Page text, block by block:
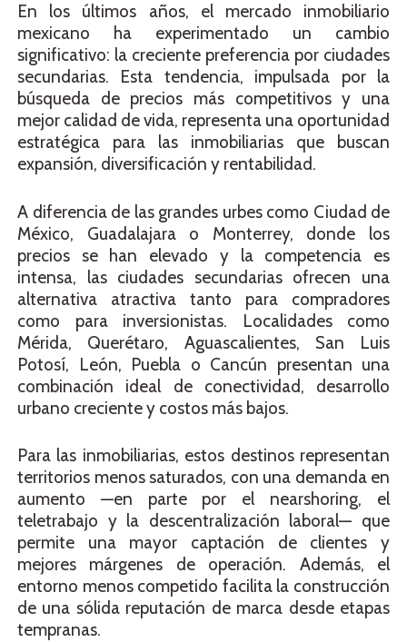
En los últimos años, el mercado inmobiliario
mexicano ha experimentado un cambio
significativo: la creciente preferencia por ciudades
secundarias. Esta tendencia, impulsada por la
búsqueda de precios más competitivos y una
mejor calidad de vida, representa una oportunidad
estratégica para las inmobiliarias que buscan
expansión, diversificación y rentabilidad.
A diferencia de las grandes urbes como Ciudad de
México, Guadalajara o Monterrey, donde los
precios se han elevado y la competencia es
intensa, las ciudades secundarias ofrecen una
alternativa atractiva tanto para compradores
como para inversionistas. Localidades como
Mérida, Querétaro, Aguascalientes, San Luis
Potosí, León, Puebla o Cancún presentan una
combinación ideal de conectividad, desarrollo
urbano creciente y costos más bajos.
Para las inmobiliarias, estos destinos representan
territorios menos saturados, con una demanda en
aumento —en parte por el nearshoring, el
teletrabajo y la descentralización laboral— que
permite una mayor captación de clientes y
mejores márgenes de operación. Además, el
entorno menos competido facilita la construcción
de una sólida reputación de marca desde etapas
tempranas.